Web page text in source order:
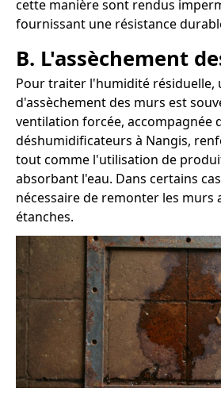
cette manière sont rendus
fournissant une résistance
B. L'assèchement
Pour traiter l'humidité résiduelle,
d'assèchement des murs est
ventilation forcée, accompagnée
déshumidificateurs à Nangis,
tout comme l'utilisation de
absorbant l'eau. Dans certains
nécessaire de remonter les murs
étanches.